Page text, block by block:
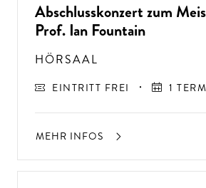
Abschlusskonzert zum
Prof. Ian Fountain
HÖRSAAL
EINTRITT FREI 1
MEHR INFOS